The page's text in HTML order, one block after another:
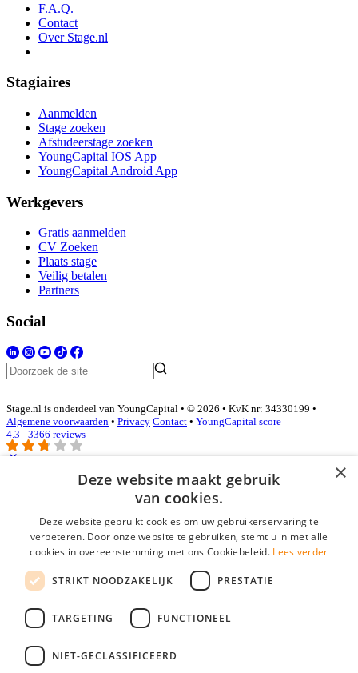
F.A.Q.
Contact
Over Stage.nl
Stagiaires
Aanmelden
Stage zoeken
Afstudeerstage zoeken
YoungCapital IOS App
YoungCapital Android App
Werkgevers
Gratis aanmelden
CV Zoeken
Plaats stage
Veilig betalen
Partners
Social
Stage.nl is onderdeel van YoungCapital • © 2026 • KvK nr: 34330199 •
Algemene voorwaarden • Privacy Contact • YoungCapital score
4.3 - 3366 reviews
E-mail*
Wachtwoord
login gegevens onthouden
login
Bedrijf aanmelden
×
Deze website maakt gebruik
van cookies.
Deze website gebruikt cookies om uw gebruikerservaring te
verbeteren. Door onze website te gebruiken, stemt u in met alle
cookies in overeenstemming met ons Cookiebeleid. Lees verder
STRIKT NOODZAKELIJK PRESTATIE
TARGETING FUNCTIONEEL
NIET-GECLASSIFICEERD